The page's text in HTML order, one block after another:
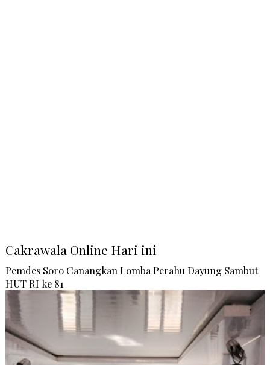
Cakrawala Online Hari ini
Pemdes Soro Canangkan Lomba Perahu Dayung Sambut
HUT RI ke 81